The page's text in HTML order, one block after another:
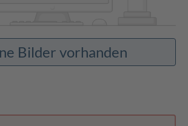
Bilder vorhanden